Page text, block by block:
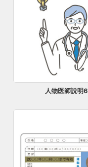
人物医師説明6